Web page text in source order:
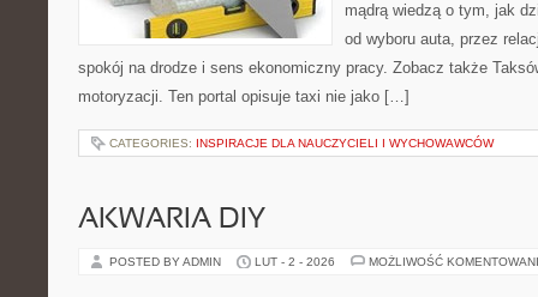
mądrą wiedzą o tym, jak
od wyboru auta, przez
spokój na drodze i sens ekonomiczny pracy. Zobacz także
motoryzacji. Ten portal opisuje taxi nie jako […]
CATEGORIES: INSPIRACJE DLA NAUCZYCIELI I WYCHOWAWCÓW
AKWARIA DIY
POSTED BY ADMIN LUT - 2 - 2026 MOŻLIWOŚĆ